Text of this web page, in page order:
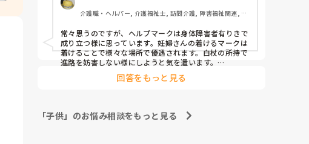
介護職・ヘルパー, 介護福祉士, 訪問介護, 障害福祉関連, 訪
常々思うのですが、ヘルプマークは身体障害者有りきで
成り立つ様に思っています。妊婦さんの着けるマークは
着けることで様々な場所で優遇されます。白杖の所持で
進路を妨害しない様にしようと気を遣います。
自閉的スペクトラムの人、内部障害の人、精神障害の人
は、どのように支援してマークに沿った形で助けてあげ
ヘルプマークの所持者は免罪符の様に(この人は騒いで
もしょうがない…と思われるのでしょう。でもそれが果
回答をもっと見る
「子供」のお悩み相談をもっと見る